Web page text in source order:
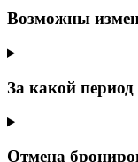
Возможны
За какой
Отмена